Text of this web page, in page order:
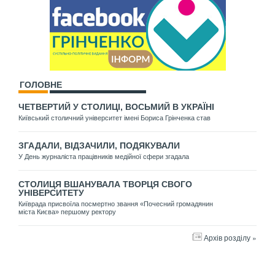
ГОЛОВНЕ
ЧЕТВЕРТИЙ У СТОЛИЦІ, ВОСЬМИЙ В УКРАЇНІ
Київський столичний університет імені Бориса Грінченка став
ЗГАДАЛИ, ВІДЗАЧИЛИ, ПОДЯКУВАЛИ
У День журналіста працівників медійної сфери згадала
СТОЛИЦЯ ВШАНУВАЛА ТВОРЦЯ СВОГО
УНІВЕРСИТЕТУ
Київрада присвоїла посмертно звання «Почесний громадянин
міста Києва» першому ректору
Архів розділу »